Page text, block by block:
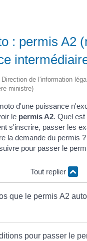
: permis A2
de l'information
ministre)
d'une puissance
le permis A2. Quel est
s'inscrire, passer les
la demande du permis
pour passer le
Tout replier
que le permis A2
pour passer le